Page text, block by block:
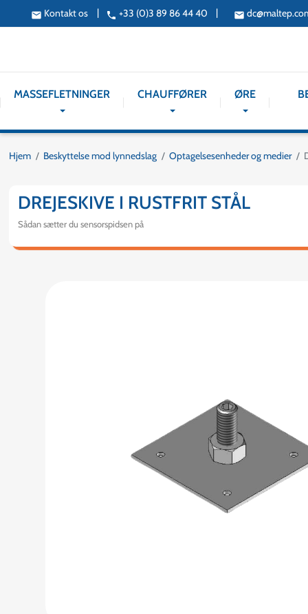
email Kontakt os | phone +33 (0)3 89 86 44 40 | email
MASSEFLETNINGER CHAUFFØRER ØRE
Hjem Beskyttelse mod lynnedslag Optagelsesenheder og medier
DREJESKIVE I RUSTFRIT STÅL
Sådan sætter du sensorspidsen på